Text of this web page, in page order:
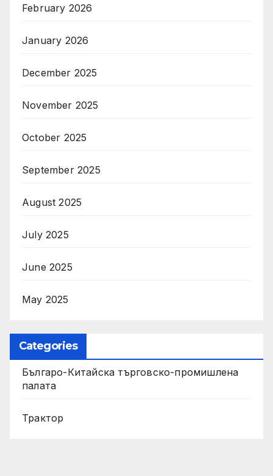
February 2026
January 2026
December 2025
November 2025
October 2025
September 2025
August 2025
July 2025
June 2025
May 2025
Categories
Българо-Китайска търговско-промишлена
палата
Трактор